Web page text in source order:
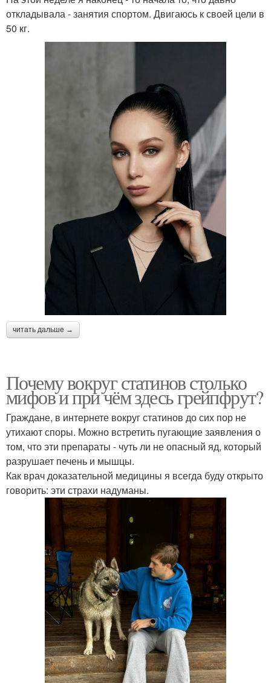
откладывала - занятия спортом. Двигаюсь к своей цели в
50 кг.
читать дальше →
Почему вокруг статинов столько
мифов и при чём здесь грейпфрут?
Граждане, в интернете вокруг статинов до сих пор не
утихают споры. Можно встретить пугающие заявления о
том, что эти препараты - чуть ли не опасный яд, который
разрушает печень и мышцы.
Как врач доказательной медицины я всегда буду открыто
говорить: эти страхи надуманы.